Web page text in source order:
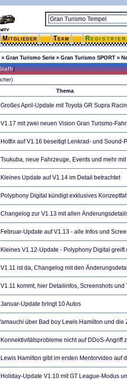
Mitglieder Team
» Gran Turismo Serie » Gran Turismo SPORT »
)
Thema
April-Update mit Toyota GR Supra
mit zwei neuen Vision Gran Turismo-
auf V1.16 beseitigt Lenkrad- und Sound-
neue Fahrzeuge, Events und mehr
Update auf V1.14 im Detail betrachtet
Digital kündigt exklusives
zur V1.13 mit allen
Update auf V1.13 - alle Infos und
V1.12-Update - Polyphony Digital greift
ist da, Changelog mit den
kommt, hier Detailinfos, Screenshots und
Update bringt 10 Autos
über Bad boy Lewis Hamilton und die
nicht auf DDoS-Angriff
Hamilton gibt im ersten Mentorvideo auf
Update V1.10 mit GT League-Modus